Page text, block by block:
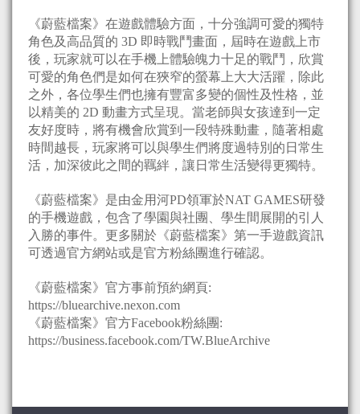
《蔚藍檔案》在遊戲體驗方面，十分強調可愛的獨特
角色及高品質的 3D 即時戰鬥畫面，屆時在遊戲上市
後，玩家就可以在手機上體驗魄力十足的戰鬥，欣賞
可愛的角色們是如何在狹窄的螢幕上大大活躍，除此
之外，各位學生們也擁有豐富多變的個性及性格，並
以精美的 2D 動畫方式呈現。當老師與女孩達到一定
友好度時，將有機會欣賞到一段特殊動畫，隨著相處
時間越長，玩家將可以與學生們將度過特別的日常生
活，加深彼此之間的羈絆，讓日常生活變得更獨特。
《蔚藍檔案》是由金用河PD領軍於NAT GAMES研發
的手機遊戲，包含了學園與社團、學生間展開的引人
入勝的事件。更多關於《蔚藍檔案》第一手遊戲資訊
可透過官方網站或是官方粉絲團進行確認。
《蔚藍檔案》官方事前預約網頁:
https://bluearchive.nexon.com
《蔚藍檔案》官方Facebook粉絲團:
https://business.facebook.com/TW.BlueArchive